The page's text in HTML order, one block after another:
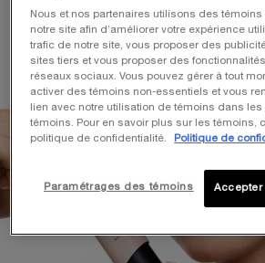
Nous et nos partenaires utilisons des
notre site afin d’améliorer votre expérience
trafic de notre site, vous proposer des
sites tiers et vous proposer des
réseaux sociaux. Vous pouvez gérer à tout
activer des témoins non-essentiels et vous
lien avec notre utilisation de témoins dans
témoins. Pour en savoir plus sur les témoins,
politique de confidentialité.
Politique de
Paramétrages des témoins